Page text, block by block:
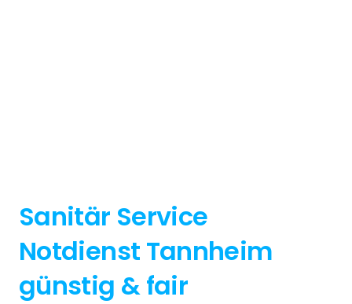
Sanitär Service
Notdienst Tannheim
günstig & fair